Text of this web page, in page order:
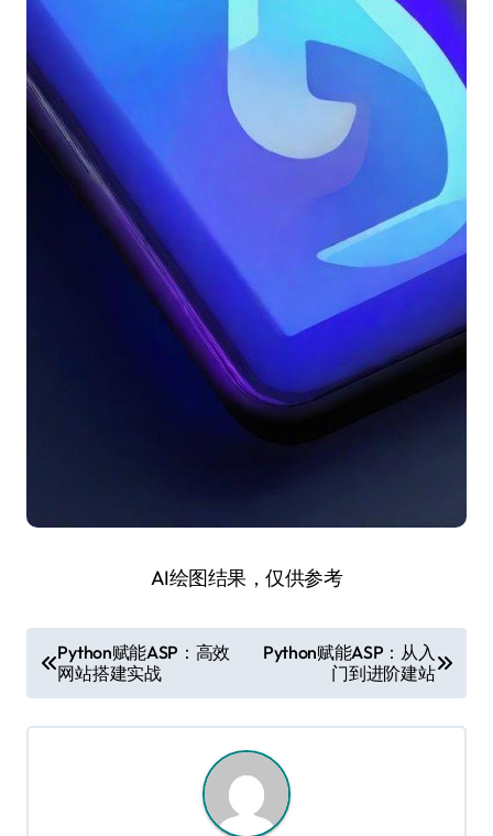
AI绘图结果，仅供参考
章
导
Python赋能ASP：高效
网站搭建实战
Python赋能ASP：从入
门到进阶建站